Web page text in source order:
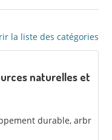
la liste des catégories
naturelles et
durable, arbr